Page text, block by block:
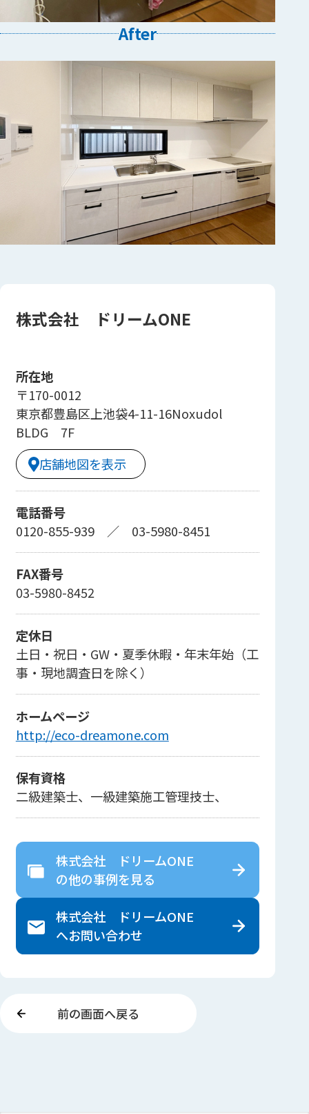
After
株式会社 ドリームONE
所在地
〒170-0012
東京都豊島区上池袋4-11-16Noxudol
BLDG 7F
店舗地図を表示
電話番号
0120-855-939／ 03-5980-8451
FAX番号
03-5980-8452
定休日
土日・祝日・GW・夏季休暇・年末年始（工
事・現地調査日を除く）
ホームページ
http://eco-dreamone.com
保有資格
二級建築士、一級建築施工管理技士、
株式会社 ドリームONE
の他の事例を見る
株式会社 ドリームONE
へお問い合わせ
前の画面へ戻る